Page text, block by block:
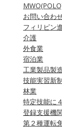
お問い合わ
フィリピン
介護
外食業
宿泊業
工業製品製
技能実習新
林業
特定技能に
登録支援機
第２種運転